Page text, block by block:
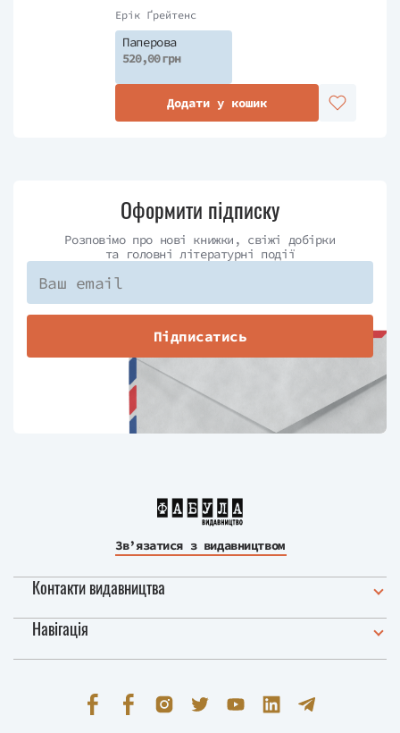
Ерік Ґрейтенс
Паперова
520,00 грн
Додати у кошик
Оформити підписку
Розповімо про нові книжки, свіжі добірки
та головні літературні події
Підписатись
Зв’язатися з видавництвом
Контакти видавництва
Навігація